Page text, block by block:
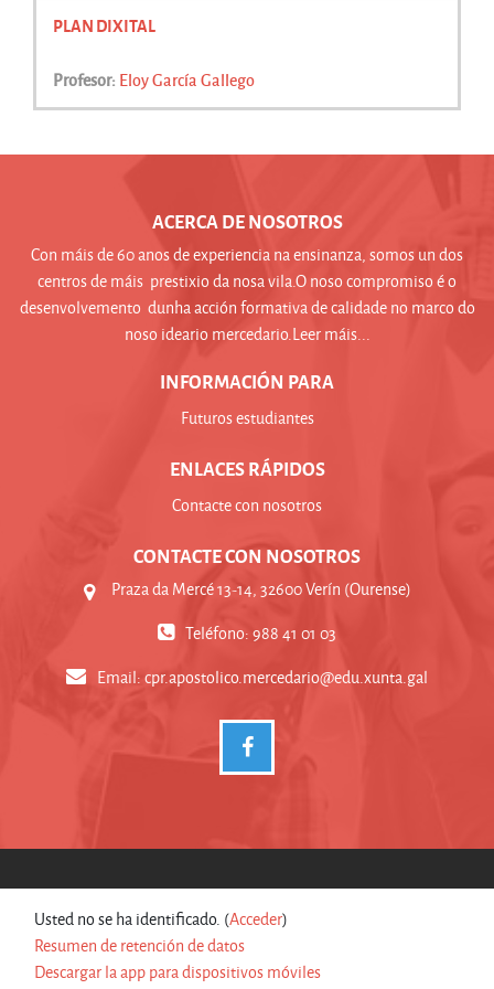
PLAN DIXITAL
Profesor: Eloy García Gallego
ACERCA DE NOSOTROS
Con máis de 60 anos de experiencia na ensinanza, somos un dos
centros de máis prestixio da nosa vila.O noso compromiso é o
desenvolvemento dunha acción formativa de calidade no marco do
noso ideario mercedario.Leer máis...
INFORMACIÓN PARA
Futuros estudiantes
ENLACES RÁPIDOS
Contacte con nosotros
CONTACTE CON NOSOTROS
Praza da Mercé 13-14, 32600 Verín (Ourense)
Teléfono: 988 41 01 03
Email:cpr.apostolico.mercedario@edu.xunta.gal
Usted no se ha identificado. (Acceder)
Resumen de retención de datos
Descargar la app para dispositivos móviles